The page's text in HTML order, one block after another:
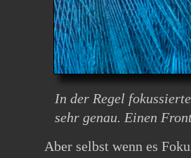
In der Regel
sehr genau. Einen
Aber selbst wenn es